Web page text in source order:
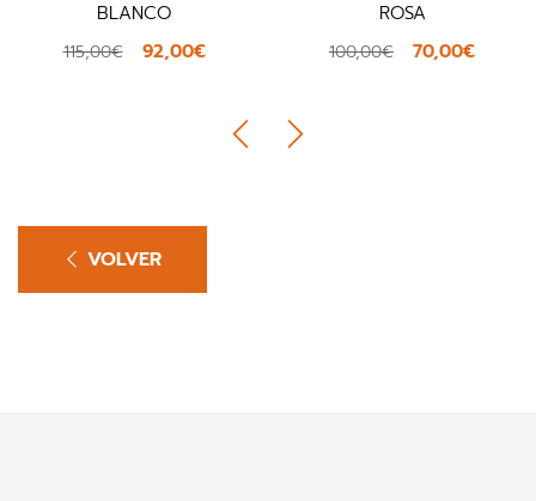
BLANCO
115,00€ 92,00€
ROSA
100,00€ 70,00€
VOLVER